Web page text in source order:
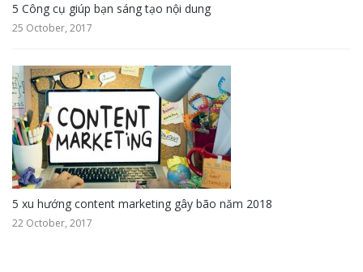
5 Công cụ giúp bạn sáng tạo nội dung
25 October, 2017
5 xu hướng content marketing gây bão năm 2018
22 October, 2017